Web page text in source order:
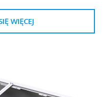
WIĘCEJ